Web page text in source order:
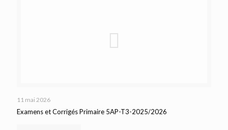
11 mai 2026
Examens et Corrigés Primaire 5AP-T3-2025/2026